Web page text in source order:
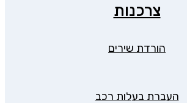
צרכנות
הורדת שירים
העברת בעלות רכב